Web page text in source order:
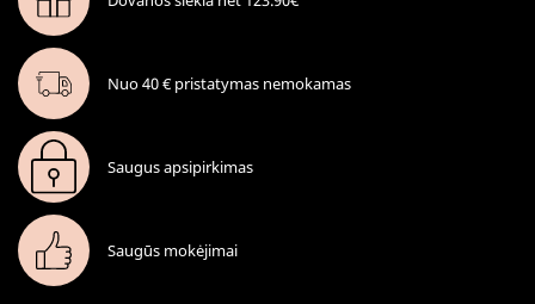
Nuo 40 € pristatymas nemokamas
Saugus apsipirkimas
Saugūs mokėjimai